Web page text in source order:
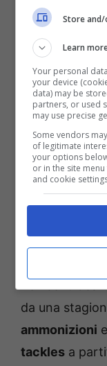
Partita
questo
quota
puntare su
giallipaga
anche
Cartellino
dell’incontro,
Amrabat e
L’ex
da una
ammonizioni
tackles a
Store
Learn
Your personal
your device
data) may be
partners, or used
may use precise
Some vendors
of legitimate
your options
or in the site
and cookie